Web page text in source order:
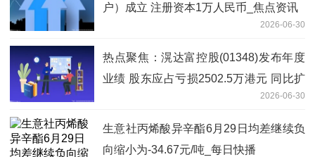
户）成立 注册资本1万人民币_焦点资讯
2026-06-30
热点聚焦：滉达富控股(01348)发布年度
业绩 股东应占亏损2502.5万港元 同比扩
2026-06-30
生意社丙烯酸异辛酯6月29日均差继续负
向缩小为-34.67元/吨_每日快播